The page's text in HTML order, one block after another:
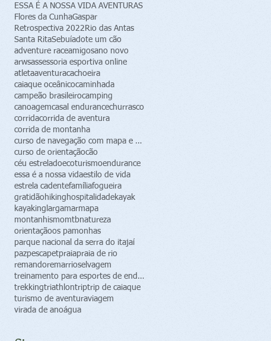
ESSA É A NOSSA VIDA AVENTURAS
Flores da CunhaGaspar
Retrospectiva 2022 Rio das Antas
Santa RitaSebuíadote um cão
adventure raceamigosano novo
arwsassessoria esportiva online
atletaaventuracachoeira
caiaque oceânicocaminhada
campeão brasileirocamping
canoagemcasal endurancechurrasco
corridacorrida de aventura
corrida de montanha
curso de navegação com mapa e bússola
curso de orientaçãocão
céu estreladoecoturismoendurance
essa é a nossa vidaestilo de vida
estrela cadentefamíliafogueira
gratidãohiking hospitalidadekayak
kayaking largamarmapa
montanhismomtbnatureza
orientaçãoos pamonhas
parque nacional da serra do itajaí
pazpescapetpraiapraia de rio
remandoremarrioselvagem
treinamento para esportes de endurance
trekkingtriathlontriptrip de caiaque
turismo de aventuraviagem
virada de anoágua